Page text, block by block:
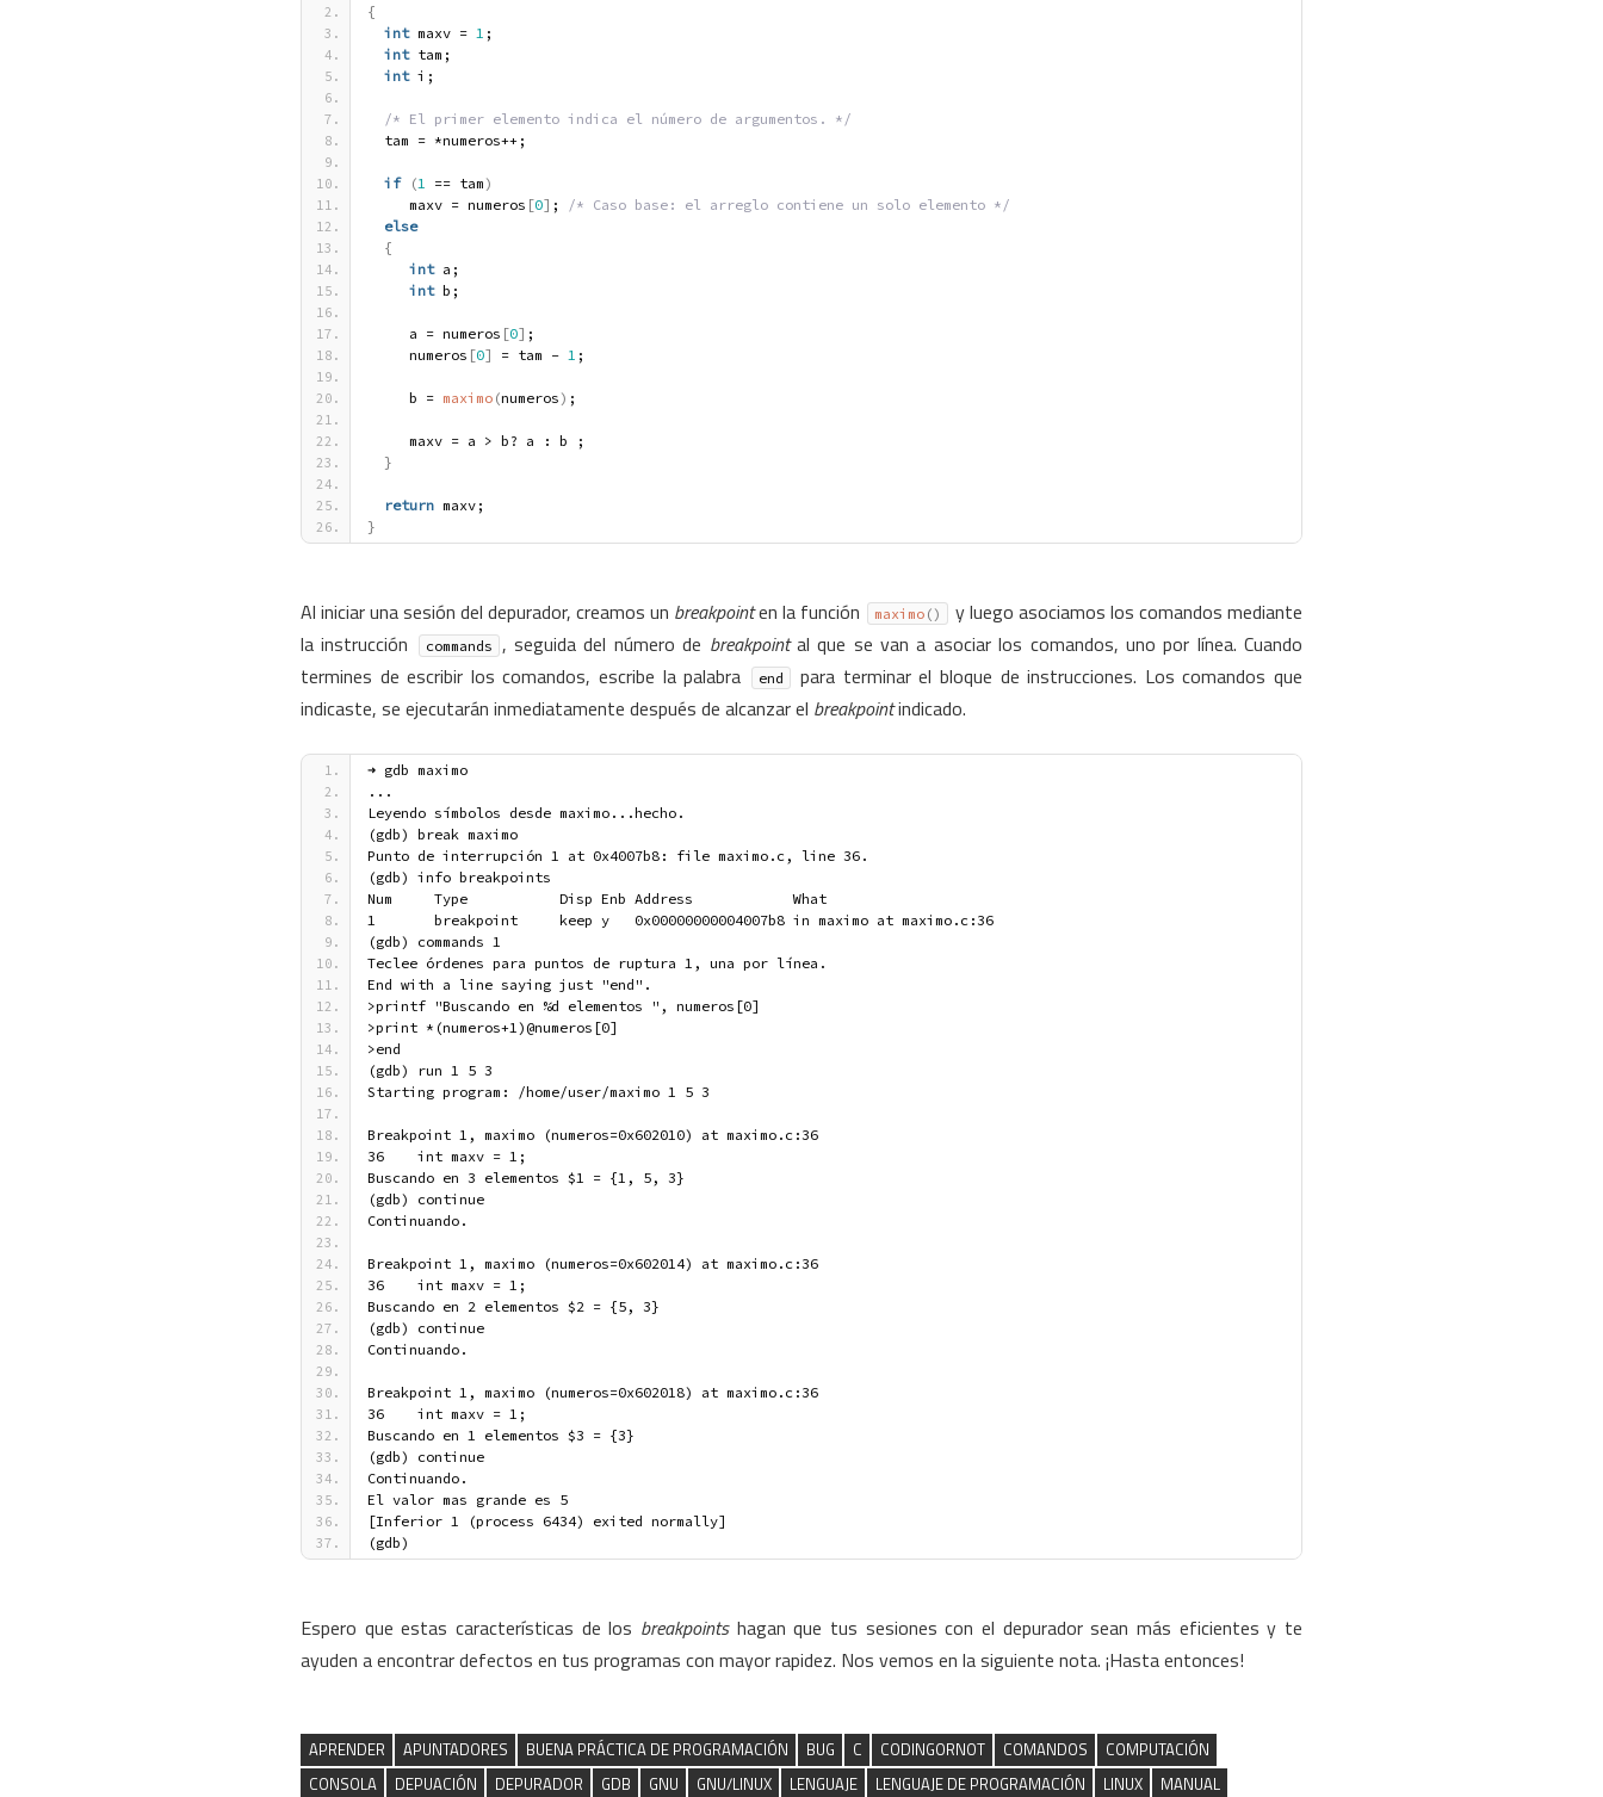
{
int maxv = 1 ;
int tam;
int i;
/* El primer elemento indica el número de argumentos. */
  tam = *numeros++;
if (1 == tam)
     maxv = numeros
[0] ;
/* Caso base: el arreglo contiene un solo elemento */
else
{
int a;
int b;
     a = numeros
[0] ;
     numeros
[0] = tam - 1 ;
     b =
maximo (numeros) ;
     maxv = a > b? a : b ;
}
return maxv;
}
Al iniciar una sesión del depurador, creamos un breakpointen la función maximo ()
y luego asociamos los comandos mediante
la instrucción
commands , seguida del número de breakpointal que se van a asociar los comandos, uno por línea. Cuando
termines de escribir los comandos, escribe la palabra
end
para terminar el bloque de instrucciones. Los comandos que
indicaste, se ejecutarán inmediatamente después de alcanzar el breakpointindicado.
➜ gdb maximo
...
Leyendo símbolos desde maximo...hecho.
(gdb) break maximo
Punto de interrupción 1 at 0x4007b8: file maximo.c, line 36.
(gdb) info breakpoints
Num     Type           Disp Enb Address            What
1       breakpoint     keep y   0x00000000004007b8 in maximo at maximo.c:36
(gdb) commands 1
Teclee órdenes para puntos de ruptura 1, una por línea.
End with a line saying just "end".
>printf "Buscando en %d elementos ", numeros[0]
>print *(numeros+1)@numeros[0]
>end
(gdb) run 1 5 3
Starting program: /home/user/maximo 1 5 3
Breakpoint 1, maximo (numeros=0x602010) at maximo.c:36
36    int maxv = 1;
Buscando en 3 elementos $1 = {1, 5, 3}
(gdb) continue
Continuando.
Breakpoint 1, maximo (numeros=0x602014) at maximo.c:36
36    int maxv = 1;
Buscando en 2 elementos $2 = {5, 3}
(gdb) continue
Continuando.
Breakpoint 1, maximo (numeros=0x602018) at maximo.c:36
36    int maxv = 1;
Buscando en 1 elementos $3 = {3}
(gdb) continue
Continuando.
El valor mas grande es 5
[Inferior 1 (process 6434) exited normally]
(gdb)
Espero que estas características de los breakpointshagan que tus sesiones con el depurador sean más eficientes y te
ayuden a encontrar defectos en tus programas con mayor rapidez. Nos vemos en la siguiente nota. ¡Hasta entonces!
APRENDER APUNTADORES BUENA PRÁCTICA DE PROGRAMACIÓN BUG C CODINGORNOT COMANDOS
COMPUTACIÓN
CONSOLA
DEPUACIÓN DEPURADOR GDB GNU GNU/LINUX LENGUAJE LENGUAJE DE PROGRAMACIÓN LINUX MANUAL